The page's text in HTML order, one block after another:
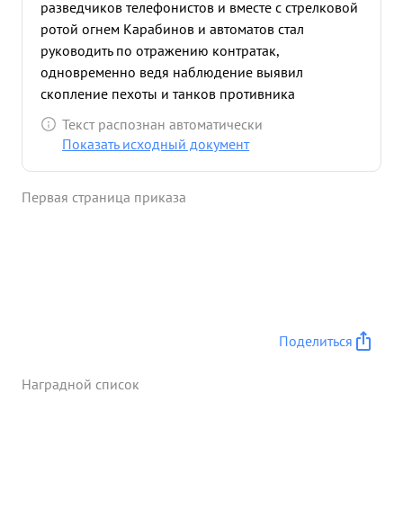
разведчиков телефонистов и вместе с стрелковой
ротой огнем Карабинов и автоматов стал
руководить по отражению контратак,
одновременно ведя наблюдение выявил
скопление пехоты и танков противника
подготавливающиеся к новому удару, но передав
точно целе указание командиру дивизиона,
Текст распознан автоматически
Показать исходный документ
Первая страница приказа
Поделиться
Наградной список